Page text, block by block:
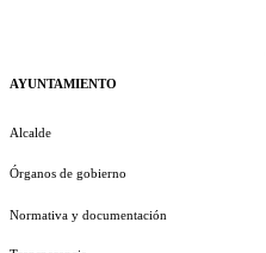
AYUNTAMIENTO
Alcalde
Órganos de gobierno
Normativa y documentación